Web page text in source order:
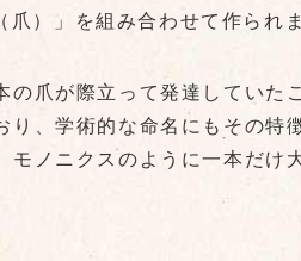
）」を組み合わせて作られま
爪が際立って発達していた
、学術的な命名にもその特
ノニクスのように一本だけ